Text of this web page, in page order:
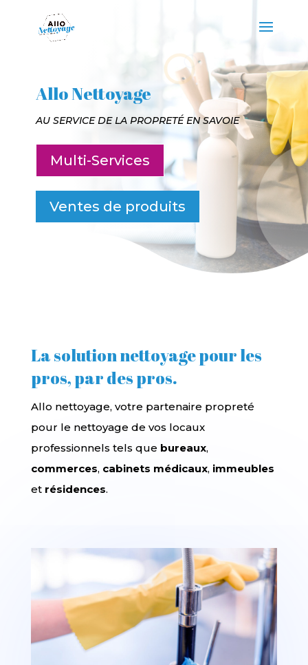
Allo Nettoyage
AU SERVICE DE LA PROPRETÉ EN SAVOIE
Multi-Services
Ventes de produits
La solution nettoyage pour les
pros, par des pros.
Allo nettoyage, votre partenaire propreté
pour le nettoyage de vos locaux
professionnels tels que bureaux,
commerces, cabinets médicaux, immeubles
et résidences.